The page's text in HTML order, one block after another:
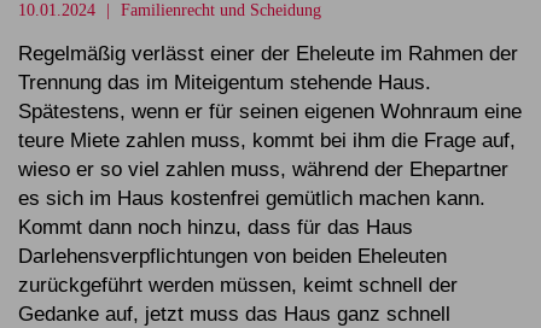
10.01.2024 Familienrecht und Scheidung
Regelmäßig verlässt einer der Eheleute im Rahmen der
Trennung das im Miteigentum stehende Haus.
Spätestens, wenn er für seinen eigenen Wohnraum eine
teure Miete zahlen muss, kommt bei ihm die Frage auf,
wieso er so viel zahlen muss, während der Ehepartner
es sich im Haus kostenfrei gemütlich machen kann.
Kommt dann noch hinzu, dass für das Haus
Darlehensverpflichtungen von beiden Eheleuten
zurückgeführt werden müssen, keimt schnell der
Gedanke auf, jetzt muss das Haus ganz schnell